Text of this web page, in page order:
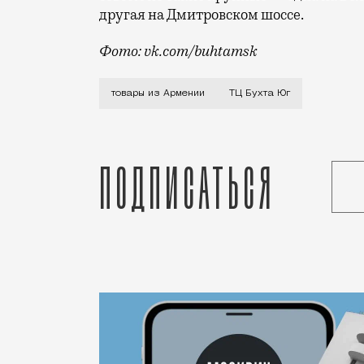
другая на Дмитровском шоссе.
Фото: vk.com/buhtamsk
Это будет один из крупнейших
товары из Армении ТЦ Бухта Юг
Подписаться